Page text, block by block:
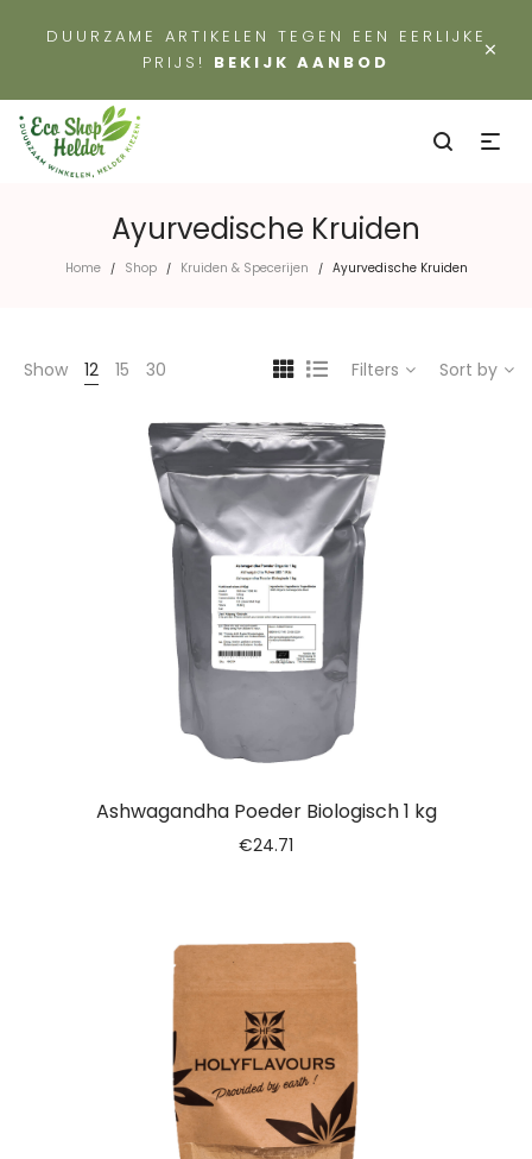
×
DUURZAME ARTIKELEN TEGEN EEN EERLIJKE
PRIJS! BEKIJK AANBOD
Ayurvedische Kruiden
Home / Shop / Kruiden & Specerijen / Ayurvedische Kruiden
Show 12 15 30 Filters Sort by
Ashwagandha Poeder Biologisch 1 kg
€24.71